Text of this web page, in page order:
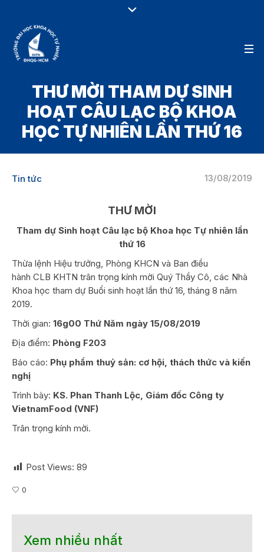
THƯ MỜI THAM DỰ SINH
HOẠT CÂU LẠC BỘ KHOA
HỌC TỰ NHIÊN LẦN THỨ 16
13/08/2019
Tin tức
THƯ MỜI
Tham dự Sinh hoạt Câu lạc bộ Khoa học Tự nhiên lần
thứ 16
Thừa lệnh Hiệu trưởng, Phòng KHCN và Ban điều
hành CLB KHTN trân trọng kính mời Quý Thầy Cô, các Nhà
Khoa học tham dự Buổi sinh hoạt lần thứ 16, tháng 8 năm
2019.
Thời gian: 16g00 Thứ Năm ngày 15/08/2019
Địa điểm: Phòng F203
Báo cáo: Phụ phẩm thuỷ sản: cơ hội, thách thức và kiến
nghị
Trình bày: KS. Phan Thanh Lộc, Giám đốc Công ty
VietnamFood (VNF)
Trân trọng kính mời.
Post Views: 89
0
Xem nhiều nhất